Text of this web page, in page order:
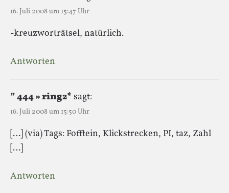
16. Juli 2008 um 15:47 Uhr
-kreuzworträtsel, natürlich.
Antworten
” 444 » ring2* sagt:
16. Juli 2008 um 15:50 Uhr
[…] (via) Tags: Fofftein, Klickstrecken, PI, taz, Zahl
[…]
Antworten